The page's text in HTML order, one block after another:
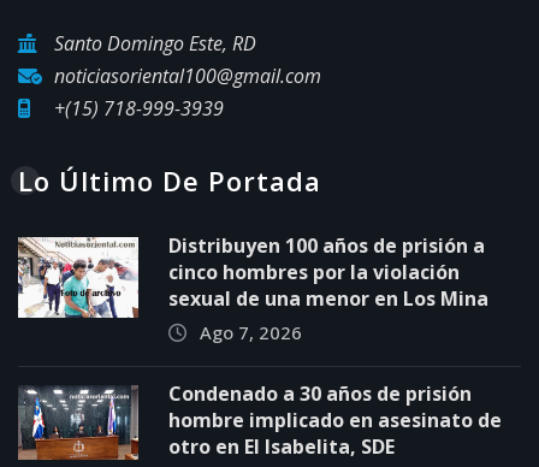
Santo Domingo Este, RD
noticiasoriental100@gmail.com
+(15) 718-999-3939
Lo Último De Portada
Distribuyen 100 años de prisión a
cinco hombres por la violación
sexual de una menor en Los Mina
Ago 7, 2026
Condenado a 30 años de prisión
hombre implicado en asesinato de
otro en El Isabelita, SDE